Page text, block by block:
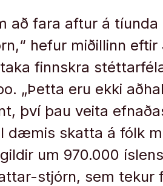
að fara aftur á
hefur miðillinn eftir
finnskra
„Þetta eru ekki
því þau veita
skatta á fólk
um 970.000
stjórn, sem